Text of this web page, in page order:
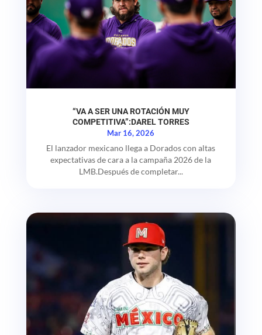
“VA A SER UNA ROTACIÓN MUY
COMPETITIVA”:DAREL TORRES
Mar 16, 2026
El lanzador mexicano llega a Dorados con altas
expectativas de cara a la campaña 2026 de la
LMB.Después de completar...